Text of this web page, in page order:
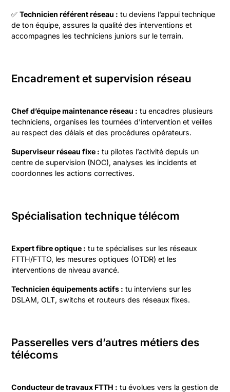
✅Technicien référent réseau : tu deviens l’appui technique
de ton équipe, assures la qualité des interventions et
accompagnes les techniciens juniors sur le terrain.
Encadrement et supervision réseau
Chef d’équipe maintenance réseau : tu encadres plusieurs
techniciens, organises les tournées d’intervention et veilles
au respect des délais et des procédures opérateurs.
Superviseur réseau fixe : tu pilotes l’activité depuis un
centre de supervision (NOC), analyses les incidents et
coordonnes les actions correctives.
Spécialisation technique télécom
Expert fibre optique : tu te spécialises sur les réseaux
FTTH/FTTO, les mesures optiques (OTDR) et les
interventions de niveau avancé.
Technicien équipements actifs : tu interviens sur les
DSLAM, OLT, switchs et routeurs des réseaux fixes.
Passerelles vers d’autres métiers des
télécoms
Conducteur de travaux FTTH : tu évolues vers la gestion de